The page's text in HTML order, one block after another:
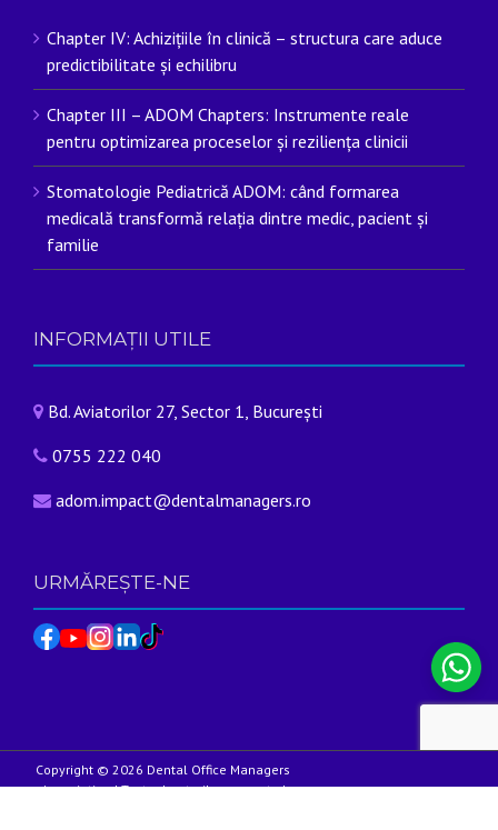
Chapter IV: Achizițiile în clinică – structura care aduce
predictibilitate și echilibru
Chapter III – ADOM Chapters: Instrumente reale
pentru optimizarea proceselor și reziliența clinicii
Stomatologie Pediatrică ADOM: când formarea
medicală transformă relația dintre medic, pacient și
familie
INFORMAȚII UTILE
Bd. Aviatorilor 27, Sector 1, București
0755 222 040
adom.impact@dentalmanagers.ro
URMĂREȘTE-NE
Copyright © 2026 Dental Office Managers
Association | Toate drepturile rezervate |